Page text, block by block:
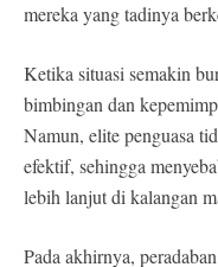
mereka yang tadinya
Ketika situasi semakin
bimbingan dan
Namun, elite penguasa
efektif, sehingga
lebih lanjut di kalangan
Pada akhirnya,